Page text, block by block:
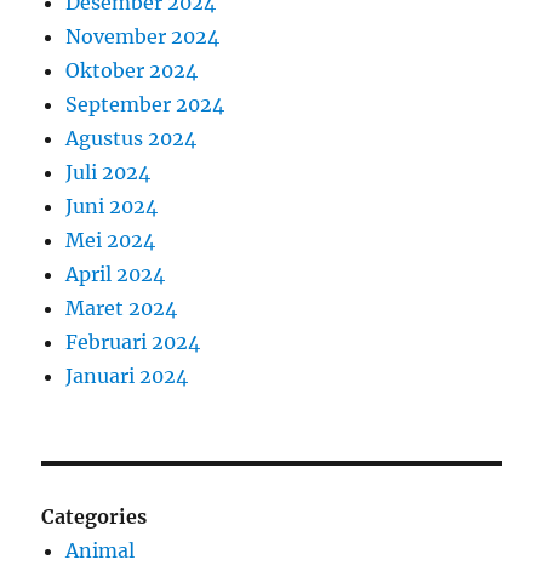
November 2024
Oktober 2024
September 2024
Agustus 2024
Juli 2024
Juni 2024
Mei 2024
April 2024
Maret 2024
Februari 2024
Januari 2024
Categories
Animal